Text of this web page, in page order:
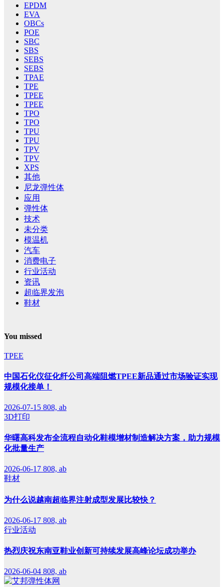
EPDM
EVA
OBCs
POE
SBC
SBS
SEBS
SEBS
TPAE
TPE
TPEE
TPEE
TPO
TPO
TPU
TPU
TPV
TPV
XPS
其他
尼龙弹性体
应用
弹性体
技术
未分类
模温机
汽车
消费电子
行业活动
资讯
超临界发泡
鞋材
You missed
TPEE
中国石化仪征化纤公司高端阻燃TPEE新品通过市场验证实现
规模化接单！
2026-07-15 808, ab
3D打印
华曙高科发布全流程自动化鞋模增材制造解决方案，助力规模
化批量生产
2026-06-17 808, ab
鞋材
为什么说越南超临界注射成型发展比较快？
2026-06-17 808, ab
行业活动
热烈庆祝东南亚鞋业创新可持续发展高峰论坛成功举办
2026-06-04 808, ab